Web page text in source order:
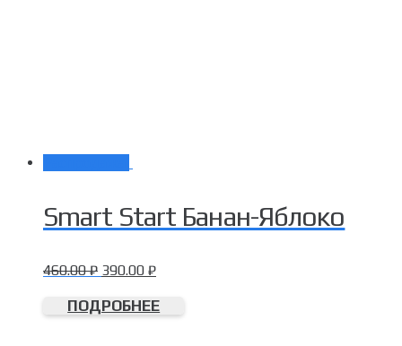
Smart Start Банан-Яблоко
460.00₽ 390.00 ₽
ПОДРОБНЕЕ